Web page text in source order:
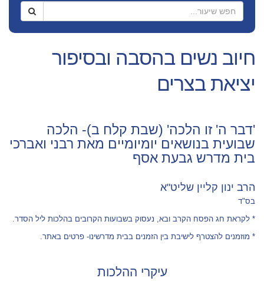
חיוב נשים בהסבה ובסיפור
יציאת בצרים
'דבר ה' זו הלכה' (שבת קלח ב)- הלכה
שבועית בנושאים יומיומיים מאת רבני ואברכי
בית מדרש גבעת אסף
הרב ינון קליין שליט"א
בס"ד
* לקראת חג הפסח הקרב ובא, נעסוק בשבועות הקרובים בהלכות ליל הסדר.
* מוזמנים להצטרף לישיבת בין הזמנים בבית מדרשינו- פרטים באתר.
עיקרי ההלכות